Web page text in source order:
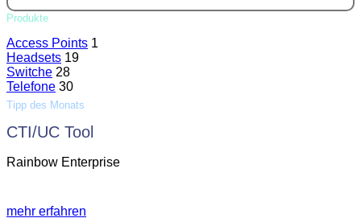
Produkte
Access Points 1
Headsets 19
Switche 28
Telefone 30
Tipp des Monats
CTI/UC Tool
Rainbow Enterprise
mehr erfahren